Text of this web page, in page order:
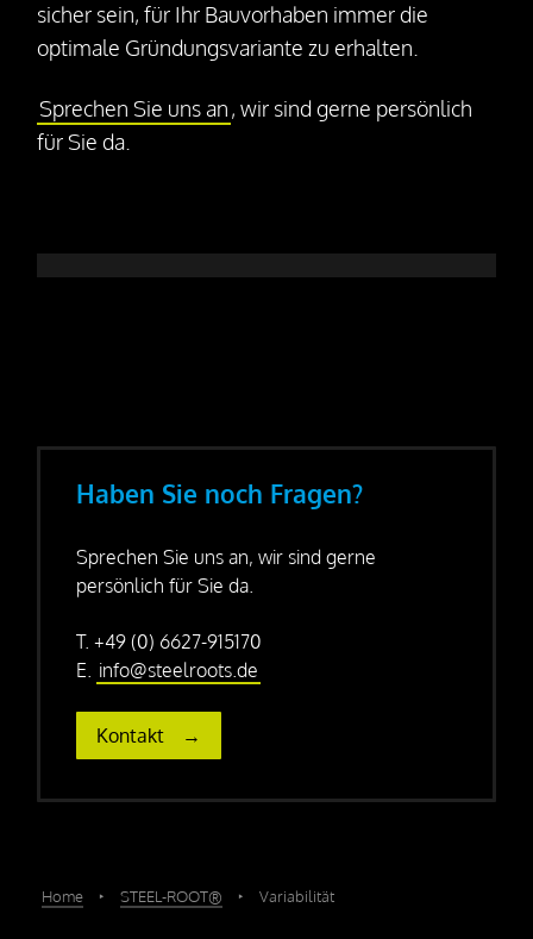
Downloads
sicher sein, für Ihr Bauvorhaben immer die
optimale Gründungsvariante zu erhalten.
Sprechen Sie uns an, wir sind gerne persönlich
für Sie da.
Haben Sie noch Fragen?
Sprechen Sie uns an, wir sind gerne
persönlich für Sie da.
T. +49 (0) 6627-915170
E. info@steelroots.de
Kontakt
Home ‣ STEEL-ROOT® ‣ Variabilität